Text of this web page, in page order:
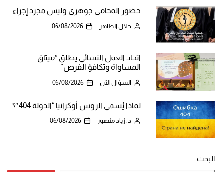
حضور المحامي جوهري وليس مجرد إجراء
جلال الطاهر 06/08/2026
اتحاد العمل النسائي يطلق “ميثاق
المساواة وتكافؤ الفرص”
السؤال الآن 06/08/2026
لماذا يُسمي الروس أوكرانيا “الدولة 404″؟
د. زياد منصور 06/08/2026
البحث